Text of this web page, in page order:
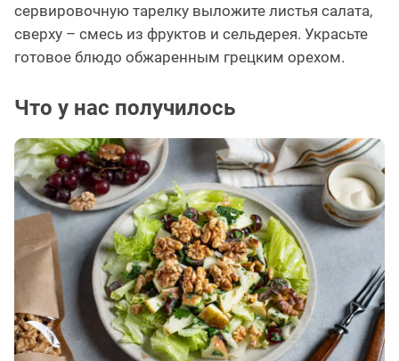
сервировочную тарелку выложите листья салата,
сверху – смесь из фруктов и сельдерея. Украсьте
готовое блюдо обжаренным грецким орехом.
Что у нас получилось